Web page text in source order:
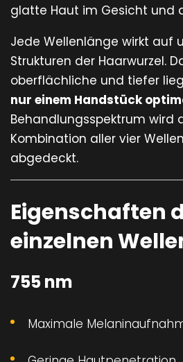
glatte Haut im Gesicht und
Jede Wellenlänge wirkt auf
Strukturen der Haarwurzel.
oberflächliche und tiefer
nur einem Handstück
Behandlungsspektrum wird
Kombination aller vier
abgedeckt.
Eigenschaften
einzelnen
755 nm
Maximale